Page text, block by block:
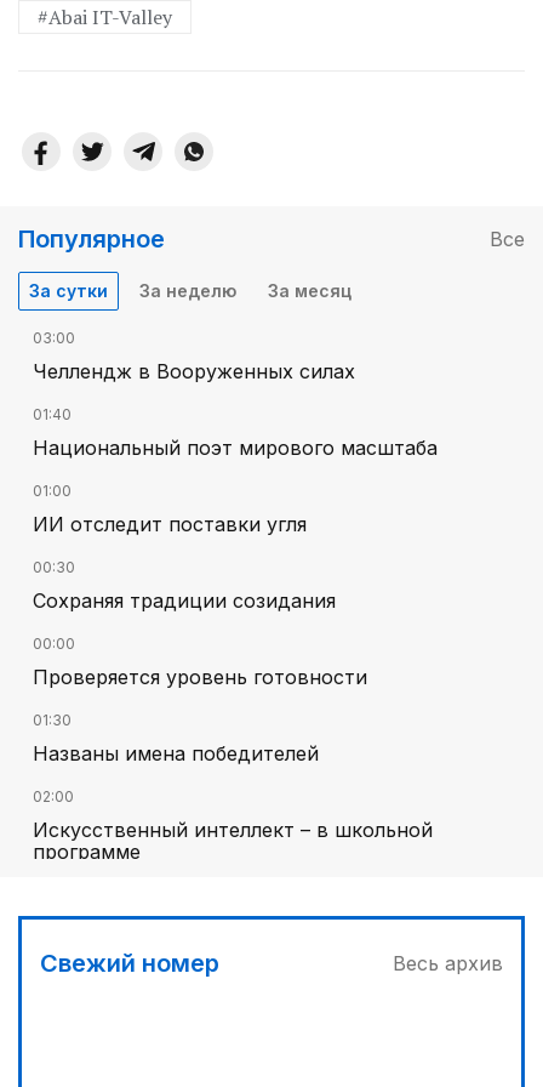
#Abai IT-Valley
Популярное Все
За сутки За неделю За месяц
03:00
Челлендж в Вооруженных силах
01:40
Национальный поэт мирового масштаба
01:00
ИИ отследит поставки угля
00:30
Сохраняя традиции созидания
00:00
Проверяется уровень готовности
01:30
Названы имена победителей
02:00
Искусственный интеллект – в школьной
программе
В Карнаке открыт Дом дружбы
04:00
Свежий номер Весь архив